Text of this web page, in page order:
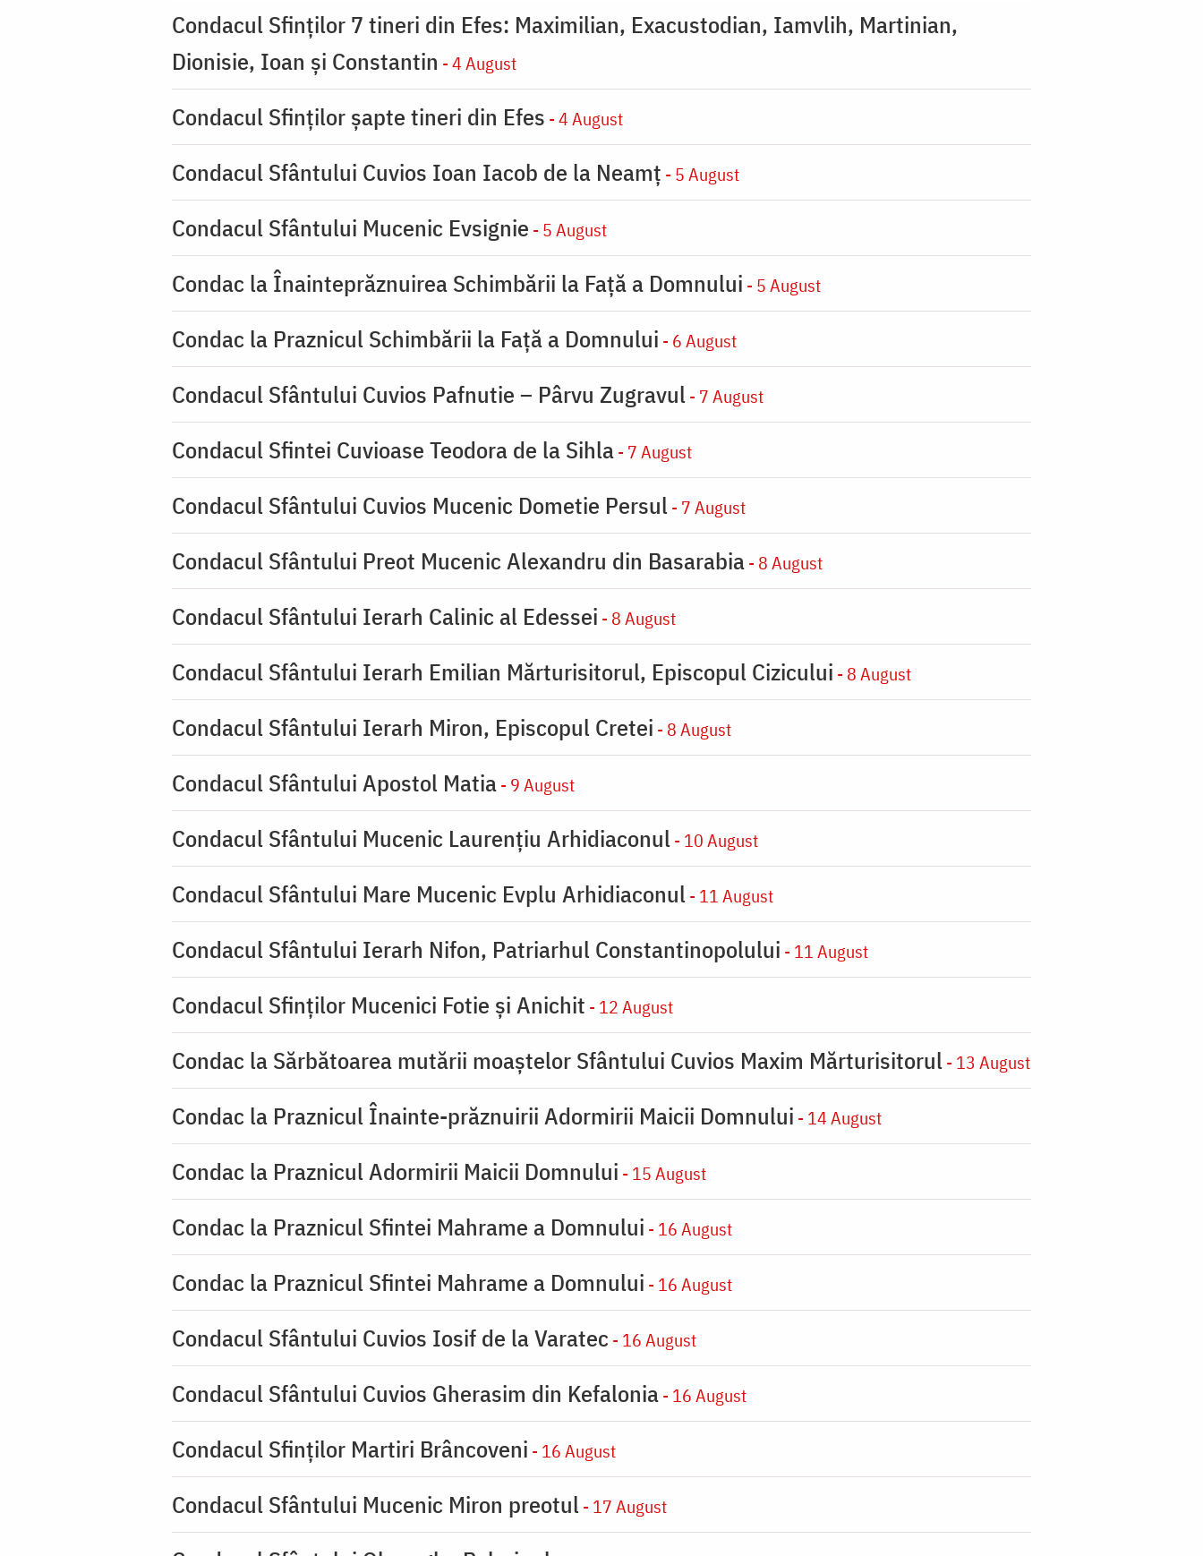
Condacul Sfinţilor 7 tineri din Efes: Maximilian, Exacustodian, Iamvlih, Martinian,
Dionisie, Ioan şi Constantin - 4 August
Condacul Sfinţilor şapte tineri din Efes - 4 August
Condacul Sfântului Cuvios Ioan Iacob de la Neamț - 5 August
Condacul Sfântului Mucenic Evsignie - 5 August
Condac la Înainteprăznuirea Schimbării la Faţă a Domnului - 5 August
Condac la Praznicul Schimbării la Faţă a Domnului - 6 August
Condacul Sfântului Cuvios Pafnutie – Pârvu Zugravul - 7 August
Condacul Sfintei Cuvioase Teodora de la Sihla- 7 August
Condacul Sfântului Cuvios Mucenic Dometie Persul - 7 August
Condacul Sfântului Preot Mucenic Alexandru din Basarabia- 8 August
Condacul Sfântului Ierarh Calinic al Edessei - 8 August
Condacul Sfântului Ierarh Emilian Mărturisitorul, Episcopul Cizicului - 8 August
Condacul Sfântului Ierarh Miron, Episcopul Cretei - 8 August
Condacul Sfântului Apostol Matia- 9 August
Condacul Sfântului Mucenic Laurențiu Arhidiaconul - 10 August
Condacul Sfântului Mare Mucenic Evplu Arhidiaconul - 11 August
Condacul Sfântului Ierarh Nifon, Patriarhul Constantinopolului - 11 August
Condacul Sfinţilor Mucenici Fotie şi Anichit - 12 August
Condac la Sărbătoarea mutării moaştelor Sfântului Cuvios Maxim Mărturisitorul - 13 August
Condac la Praznicul Înainte-prăznuirii Adormirii Maicii Domnului - 14 August
Condac la Praznicul Adormirii Maicii Domnului - 15 August
Condac la Praznicul Sfintei Mahrame a Domnului - 16 August
Condac la Praznicul Sfintei Mahrame a Domnului - 16 August
Condacul Sfântului Cuvios Iosif de la Varatec - 16 August
Condacul Sfântului Cuvios Gherasim din Kefalonia- 16 August
Condacul Sfinților Martiri Brâncoveni - 16 August
Condacul Sfântului Mucenic Miron preotul - 17 August